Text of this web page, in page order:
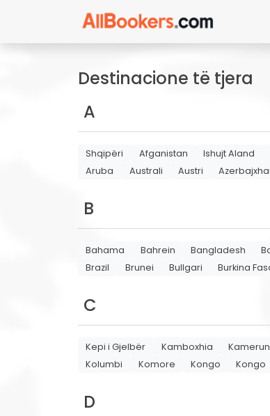
Destinacione të tjera
A
Shqipëri Afganistan Ishujt Aland
Aruba
Australi Austri
B
Bahama Bahrein Bangladesh
Brazil
Brunei Bullgari Burkina
C
Kepi i Gjelbër Kamboxhia Kamerun
Kolumbi
Komore Kongo Kongo
D